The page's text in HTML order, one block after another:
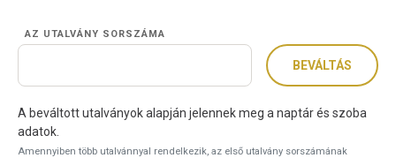
AZ UTALVÁNY SORSZÁMA
BEVÁLTÁS
A beváltott utalványok alapján jelennek meg a naptár és szoba
adatok.
Amennyiben több utalvánnyal rendelkezik, az első utalvány sorszámának